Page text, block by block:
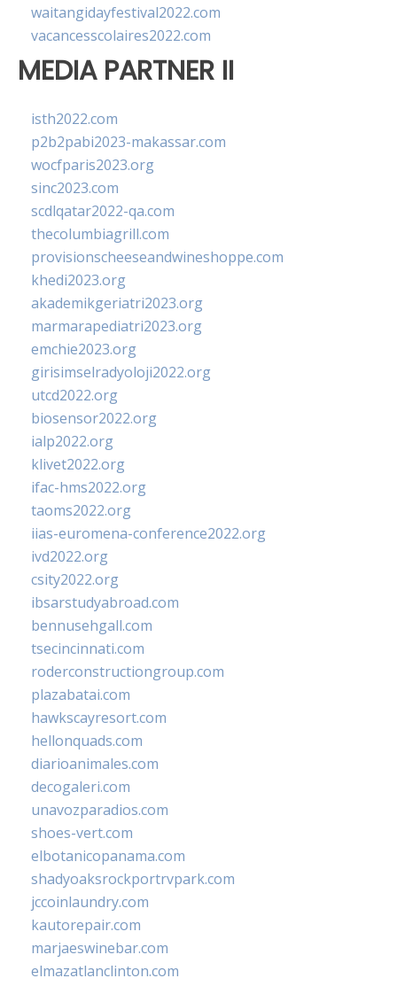
waitangidayfestival2022.com
vacancesscolaires2022.com
MEDIA PARTNER II
isth2022.com
p2b2pabi2023-makassar.com
wocfparis2023.org
sinc2023.com
scdlqatar2022-qa.com
thecolumbiagrill.com
provisionscheeseandwineshoppe.com
khedi2023.org
akademikgeriatri2023.org
marmarapediatri2023.org
emchie2023.org
girisimselradyoloji2022.org
utcd2022.org
biosensor2022.org
ialp2022.org
klivet2022.org
ifac-hms2022.org
taoms2022.org
iias-euromena-conference2022.org
ivd2022.org
csity2022.org
ibsarstudyabroad.com
bennusehgall.com
tsecincinnati.com
roderconstructiongroup.com
plazabatai.com
hawkscayresort.com
hellonquads.com
diarioanimales.com
decogaleri.com
unavozparadios.com
shoes-vert.com
elbotanicopanama.com
shadyoaksrockportrvpark.com
jccoinlaundry.com
kautorepair.com
marjaeswinebar.com
elmazatlanclinton.com